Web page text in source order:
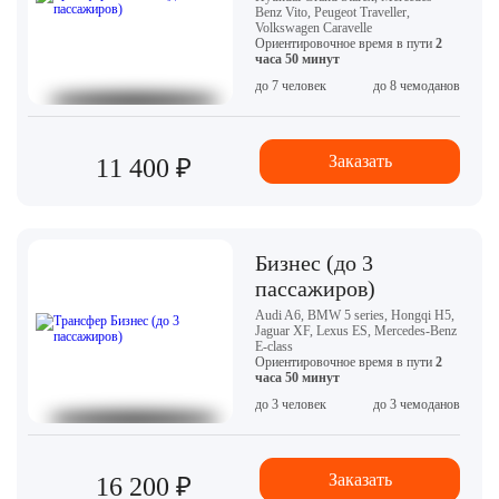
Benz Vito, Peugeot Traveller,
Volkswagen Caravelle
Ориентировочное время в пути 2
часа 50 минут
до 7 человек
до 8 чемоданов
11 400 ₽ Заказать
Бизнес (до 3
пассажиров)
Audi A6, BMW 5 series, Hongqi H5,
Jaguar XF, Lexus ES, Mercedes-Benz
E-class
Ориентировочное время в пути 2
часа 50 минут
до 3 человек
до 3 чемоданов
16 200 ₽ Заказать